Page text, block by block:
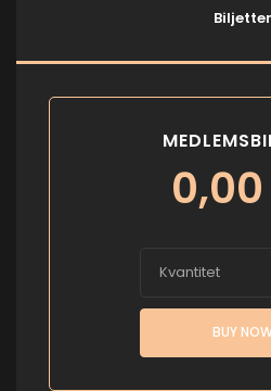
Biljetter
0,00
Kvantitet
BUY